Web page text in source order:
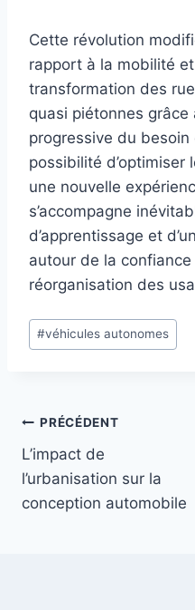
Cette révolution
rapport à la mobilité
transformation des
quasi piétonnes grâce
progressive du
possibilité d’optimiser
une nouvelle
s’accompagne
d’apprentissage et
autour de la
réorganisation des
Étiquettes
de
#véhicules autonomes
Navigation
de
l’article
PRÉCÉDENT
L’impact de
l’urbanisation sur la
conception automobile